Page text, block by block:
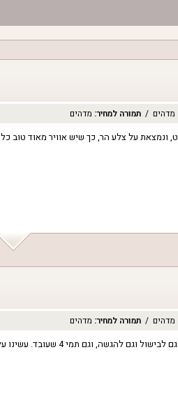
מדהים תמורה למחיר: מדהים
ושקט, ונמצאת על צלע הר, כך שיש אוויר
מדהים תמורה למחיר: מדהים
האירוח היה מאוד נעים